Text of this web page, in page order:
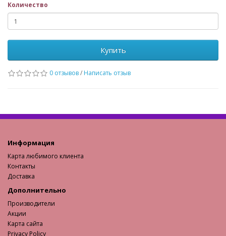
Количество
Купить
0 отзывов/ Написать отзыв
Информация
Карта любимого клиента
Контакты
Доставка
Дополнительно
Производители
Акции
Карта сайта
Privacy Policy